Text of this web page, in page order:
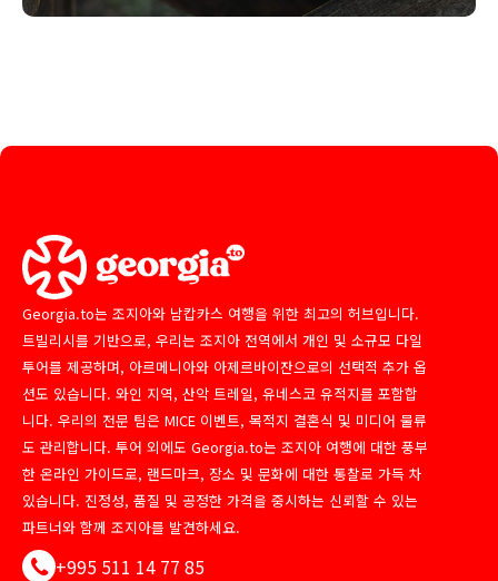
Georgia.to는 조지아와 남캅카스 여행을 위한 최고의 허브입니다.
트빌리시를 기반으로, 우리는 조지아 전역에서 개인 및 소규모 다일
투어를 제공하며, 아르메니아와 아제르바이잔으로의 선택적 추가 옵
션도 있습니다. 와인 지역, 산악 트레일, 유네스코 유적지를 포함합
니다. 우리의 전문 팀은 MICE 이벤트, 목적지 결혼식 및 미디어 물류
도 관리합니다. 투어 외에도 Georgia.to는 조지아 여행에 대한 풍부
한 온라인 가이드로, 랜드마크, 장소 및 문화에 대한 통찰로 가득 차
있습니다. 진정성, 품질 및 공정한 가격을 중시하는 신뢰할 수 있는
파트너와 함께 조지아를 발견하세요.
+995 511 14 77 85